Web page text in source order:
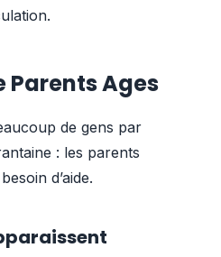
Parents Ages
de gens par
: les parents
d’aide.